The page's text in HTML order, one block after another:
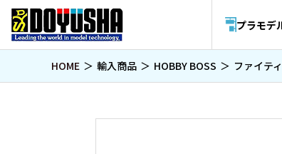
プラモデ
HOME 輸入商品 HOBBY BOSS ファイテ